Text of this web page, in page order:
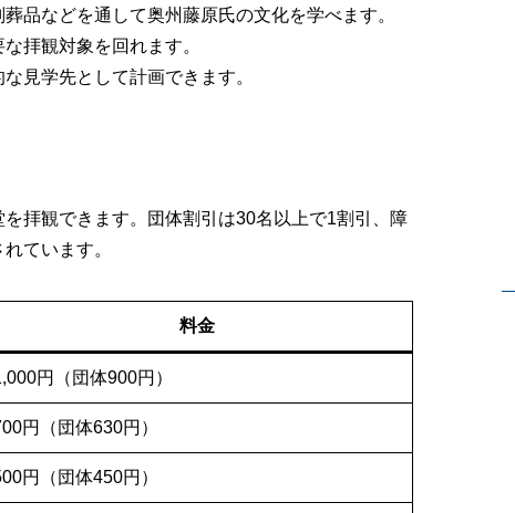
葬品などを通して奥州藤原氏の文化を学べます。
拝観対象を回れます。
見学先として計画できます。
拝観できます。団体割引は30名以上で1割引、障
ています。
料金
円（団体900円）
円（団体630円）
円（団体450円）